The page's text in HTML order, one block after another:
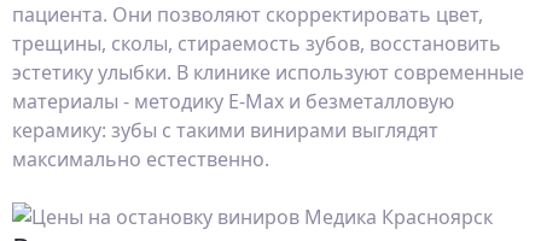
пациента. Они позволяют скорректировать цвет,
трещины, сколы, стираемость зубов, восстановить
эстетику улыбки. В клинике используют современные
материалы - методику E-Max и безметалловую
керамику: зубы с такими винирами выглядят
максимально естественно.